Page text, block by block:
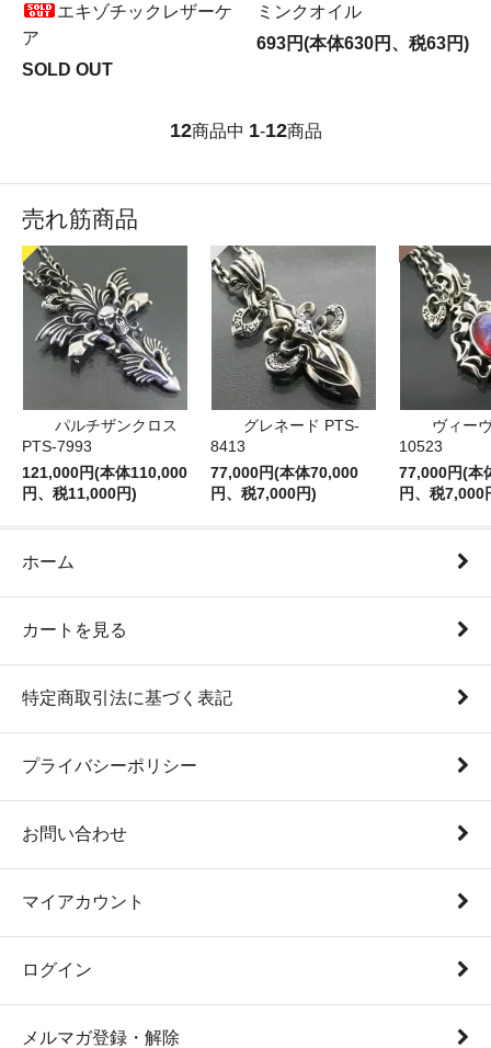
エキゾチックレザーケ
ア
SOLD OUT
ミンクオイル
693円(本体630円、税63円)
12商品中 1-12商品
売れ筋商品
パルチザンクロス
PTS-7993
121,000円(本体110,000
円、税11,000円)
グレネード PTS-
8413
77,000円(本体70,000
円、税7,000円)
ヴィー
10523
77,000円(本
円、税7,000
ホーム
カートを見る
特定商取引法に基づく表記
プライバシーポリシー
お問い合わせ
マイアカウント
ログイン
メルマガ登録・解除